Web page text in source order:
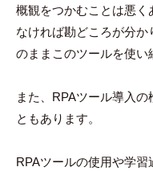
概観をつかむことは悪く
なければ勘どころが分
のままこのツールを使い
また、RPAツール導入
ともあります。
RPAツールの使用や学